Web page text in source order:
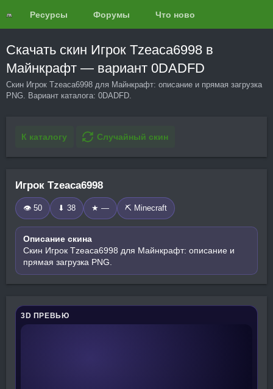
Ресурсы Форумы Что нового?
Скачать скин Игрок Tzeaca6998 в
Майнкрафт — вариант 0DADFD
Скин Игрок Tzeaca6998 для Майнкрафт: описание и прямая загрузка
PNG. Вариант каталога: 0DADFD.
К каталогу Случайный скин
Игрок Tzeaca6998
👁 50 ⬇ 38 ★ — ⛏️ Minecraft
Описание скина
Скин Игрок Tzeaca6998 для Майнкрафт: описание и
прямая загрузка PNG.
3D ПРЕВЬЮ